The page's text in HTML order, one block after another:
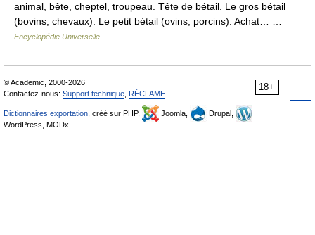
animal, bête, cheptel, troupeau. Tête de bétail. Le gros bétail
(bovins, chevaux). Le petit bétail (ovins, porcins). Achat… …
Encyclopédie Universelle
18+
© Academic, 2000-2026
Contactez-nous: Support technique RÉCLAME
Dictionnaires exportation , créé sur PHP, Joomla,
Drupal,
WordPress, MODx.